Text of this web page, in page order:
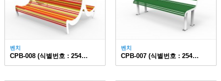
벤치
CPB-008 (식별번호 : 25474697)
벤치
CPB-007 (식별번호 : 25474692)